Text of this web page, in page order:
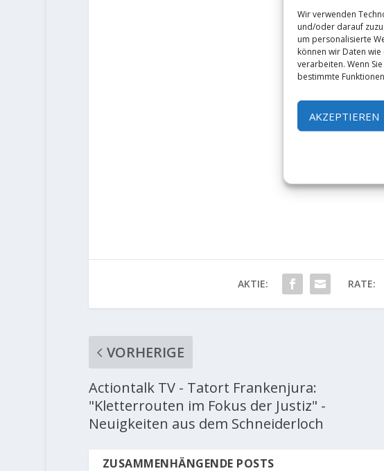
Wir verwenden
und/oder darauf
um personalisierte
können wir Daten
verarbeiten. Wenn
bestimmte
AKZEPTIEREN
AKTIE: RATE:
VORHERIGE
Actiontalk TV - Tatort Frankenjura:
"Kletterrouten im Fokus der Justiz" -
Neuigkeiten aus dem Schneiderloch
ZUSAMMENHÄNGENDE POSTS